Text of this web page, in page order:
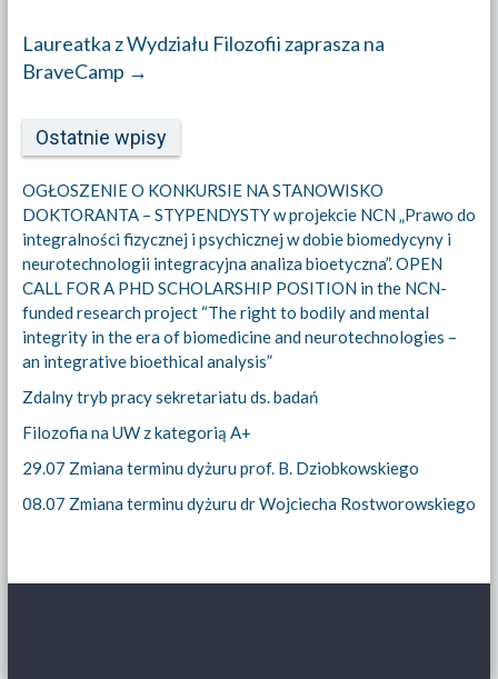
Laureatka z Wydziału Filozofii zaprasza na
BraveCamp →
Ostatnie wpisy
OGŁOSZENIE O KONKURSIE NA STANOWISKO
DOKTORANTA – STYPENDYSTY w projekcie NCN „Prawo do
integralności fizycznej i psychicznej w dobie biomedycyny i
neurotechnologii integracyjna analiza bioetyczna”. OPEN
CALL FOR A PHD SCHOLARSHIP POSITION in the NCN-
funded research project “The right to bodily and mental
integrity in the era of biomedicine and neurotechnologies –
an integrative bioethical analysis”
Zdalny tryb pracy sekretariatu ds. badań
Filozofia na UW z kategorią A+
29.07 Zmiana terminu dyżuru prof. B. Dziobkowskiego
08.07 Zmiana terminu dyżuru dr Wojciecha Rostworowskiego